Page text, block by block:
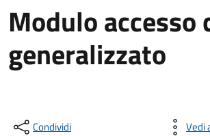
Modulo accesso
generalizzato
Condividi Vedi